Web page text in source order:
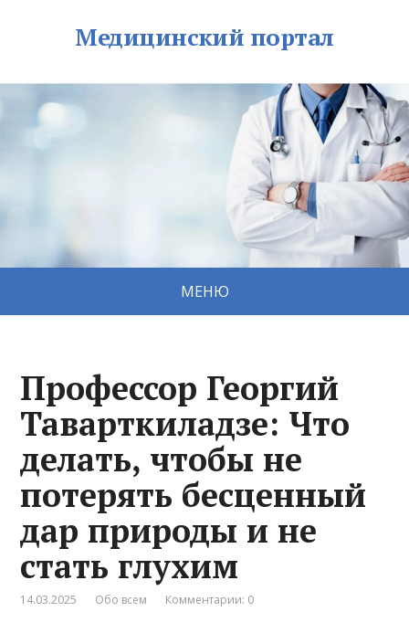
Медицинский портал
МЕНЮ
Профессор Георгий
Таварткиладзе: Что
делать, чтобы не
потерять бесценный
дар природы и не
стать глухим
14.03.2025 Обо всем Комментарии: 0